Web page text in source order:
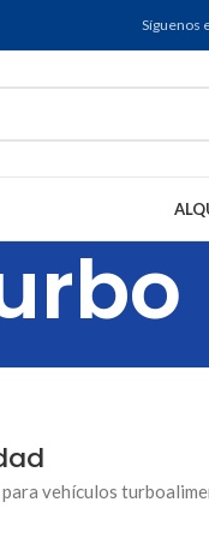
Síguenos
vehículos